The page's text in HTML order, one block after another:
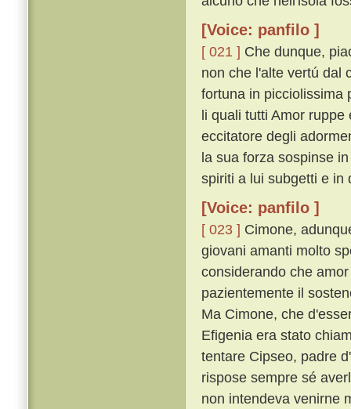
[Voice: panfilo ]
[ 021 ] Che dunque,
non che l'alte vertú dal
fortuna in picciolissima
li quali tutti Amor
eccitatore degli
la sua forza sospinse
spiriti a lui subgetti e in
[Voice: panfilo ]
[ 023 ] Cimone,
giovani amanti molto
considerando che
pazientemente il
Ma Cimone, che
Efigenia era stato
tentare Cipseo, padre
rispose sempre sé
non intendeva venirne